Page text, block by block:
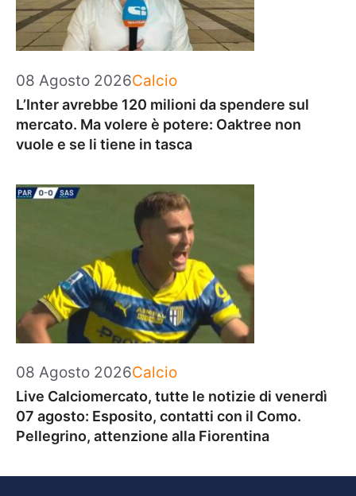
08 Agosto 2026Categorie
Calcio
L’Inter avrebbe 120 milioni da spendere sul
mercato. Ma volere è potere: Oaktree non
vuole e se li tiene in tasca
08 Agosto 2026Categorie
Calcio
Live Calciomercato, tutte le notizie di venerdì
07 agosto: Esposito, contatti con il Como.
Pellegrino, attenzione alla Fiorentina